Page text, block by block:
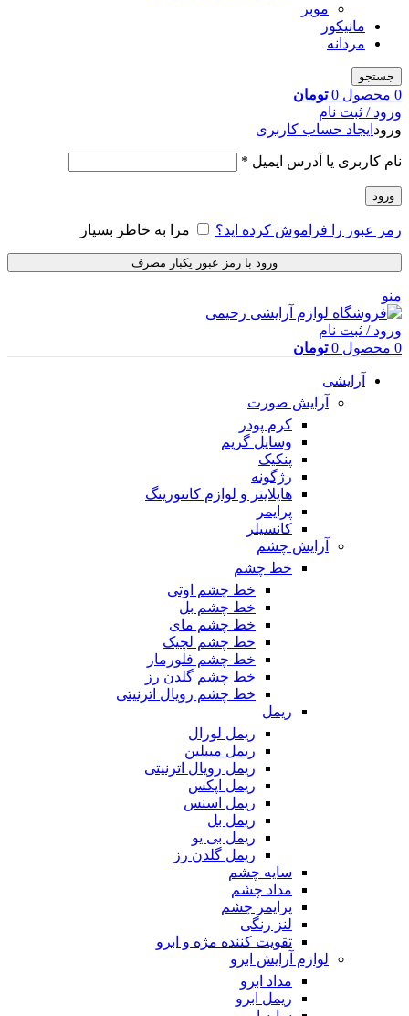
موبر
مانیکور
مردانه
جستجو
0 محصول 0 تومان
ورود / ثبت نام
ورود ایجاد حساب کاربری
نام کاربری یا آدرس ایمیل *
ورود
رمز عبور را فراموش کرده اید؟ مرا به خاطر بسپار
ورود با رمز عبور یکبار مصرف
منو
ورود / ثبت نام
0 محصول 0 تومان
آرایشی
آرایش صورت
کرم پودر
وسایل گریم
پنکیک
رژگونه
هایلایتر و لوازم کانتورینگ
پرایمر
کانسیلر
آرایش چشم
خط چشم
خط چشم اوتی
خط چشم بل
خط چشم مای
خط چشم لچیک
خط چشم فلورمار
خط چشم گلدن رز
خط چشم رویال اترنیتی
ریمل
ریمل لورال
ریمل میبلین
ریمل رویال اترنیتی
ریمل اپکس
ریمل اسنس
ریمل بل
ریمل بی یو
ریمل گلدن رز
سایه چشم
مداد چشم
پرایمر چشم
لنز رنگی
تقویت کننده مژه و ابرو
لوازم آرایش ابرو
مداد ابرو
ریمل ابرو